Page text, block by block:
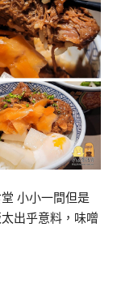
小小一間但是
出乎意料，味噌